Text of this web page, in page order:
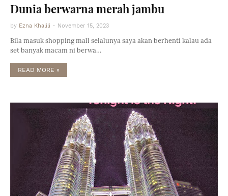
Dunia berwarna merah jambu
by Ezna Khalili - November 15, 2023
Bila masuk shopping mall selalunya saya akan berhenti kalau ada
set banyak macam ni berwa…
READ MORE »